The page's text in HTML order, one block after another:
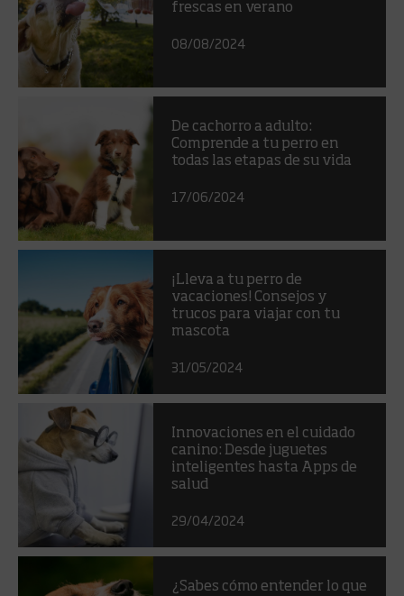
frescas en verano
08/08/2024
De cachorro a adulto:
Comprende a tu perro en
todas las etapas de su vida
17/06/2024
¡Lleva a tu perro de
vacaciones! Consejos y
trucos para viajar con tu
mascota
31/05/2024
Innovaciones en el cuidado
canino: Desde juguetes
inteligentes hasta Apps de
salud
29/04/2024
¿Sabes cómo entender lo que